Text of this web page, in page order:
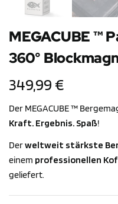
MEGACUBE ™
360°
349,99€
Der MEGACUBE ™
Kraft. Ergebnis. Spaß!
Derweltweit stärkste
einem professionellen
geliefert.